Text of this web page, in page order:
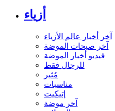
أزياء
آخر أخبار عالم الأزياء
آخر صيحات الموضة
فيديو أخبار الموضة
للرجال فقط
مُثير
مناسبات
إتيكيت
آخر موضة